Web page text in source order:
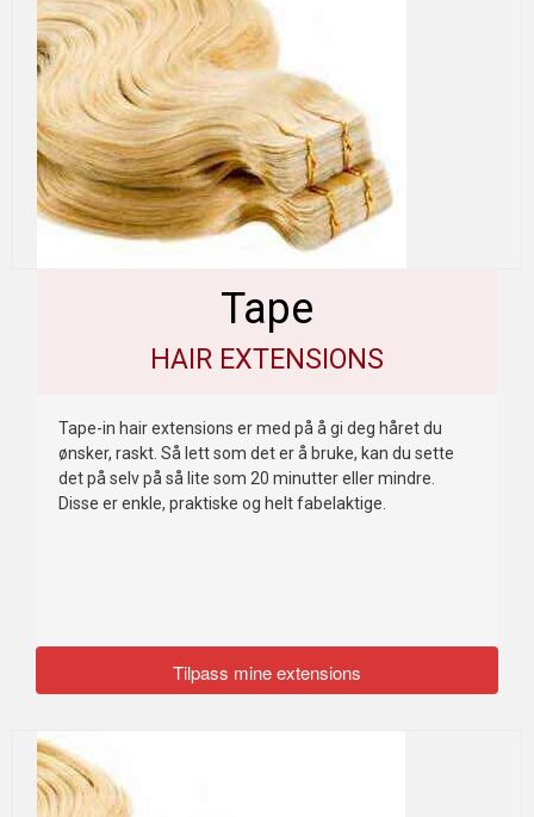
Tape
HAIR EXTENSIONS
Tape-in hair extensions er med på å gi deg håret du
ønsker, raskt. Så lett som det er å bruke, kan du sette
det på selv på så lite som 20 minutter eller mindre.
Disse er enkle, praktiske og helt fabelaktige.
Tilpass mine extensions